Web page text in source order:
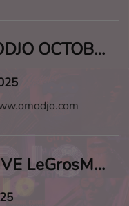
PLAY ! OMODJO OCTOBRE 2025
MIXTAPE LIVE LeGrosMix ! #11